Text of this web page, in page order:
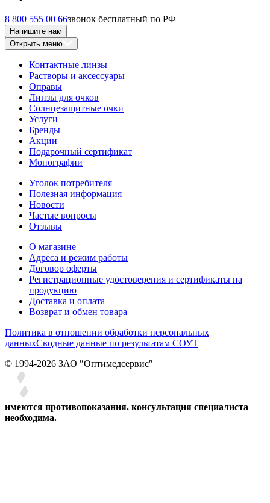
8 800 555 00 66звонок бесплатный по РФ
Напишите нам
Открыть меню
Контактные линзы
Растворы и аксессуары
Оправы
Линзы для очков
Солнцезащитные очки
Услуги
Бренды
Акции
Подарочный сертификат
Монографии
Уголок потребителя
Полезная информация
Новости
Частые вопросы
Отзывы
О магазине
Адреса и режим работы
Договор оферты
Регистрационные удостоверения и сертификаты на
продукцию
Доставка и оплата
Возврат и обмен товара
Политика в отношении обработки персональных
данныхСводные данные по результатам СОУТ
© 1994-2026 ЗАО ″Оптимедсервис″
имеются противопоказания. консультация специалиста
необходима.